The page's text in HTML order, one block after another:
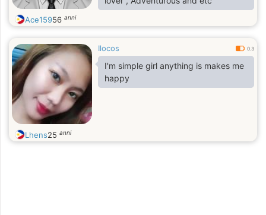
Ace15956 anni
Ilocos 0.3
I'm simple girl anything is makes me
happy
Lhens25 anni